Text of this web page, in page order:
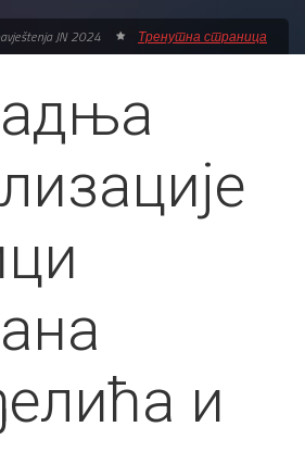
JN 2024 Тренутна страница
и